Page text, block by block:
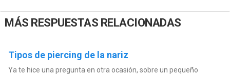
MÁS RESPUESTAS RELACIONADAS
Tipos de piercing de la nariz
Ya te hice una pregunta en otra ocasión, sobre un pequeño